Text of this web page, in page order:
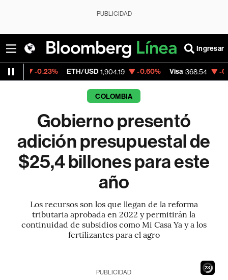
PUBLICIDAD
Ingresar
ETH/USD 1,904.19 -0.60% Visa 368.54 -0.28%
COLOMBIA
Gobierno presentó
adición presupuestal de
$25,4 billones para este
año
Los recursos son los que llegan de la reforma
tributaria aprobada en 2022 y permitirán la
continuidad de subsidios como Mi Casa Ya y a los
fertilizantes para el agro
22
PUBLICIDAD